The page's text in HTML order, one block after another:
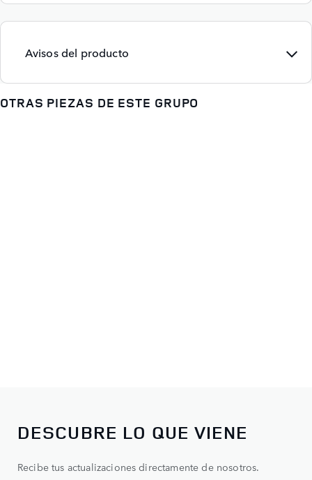
Avisos del producto
OTRAS PIEZAS DE ESTE GRUPO
DESCUBRE LO QUE VIENE
Recibe tus actualizaciones directamente de nosotros.